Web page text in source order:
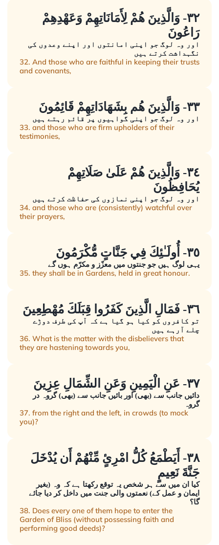
٣٢- وَالَّذِينَ هُمْ لِأَمَانَاتِهِمْ وَعَهْدِهِمْ
رَاعُونَ
اور وہ لوگ جو اپنی امانتوں اور اپنے وعدوں کی
نگہداشت کرتے ہیں
32. And those who are faithful in keeping their trusts
and covenants,
٣٣- وَالَّذِينَ هُم بِشَهَادَاتِهِمْ قَائِمُونَ
اور وہ لوگ جو اپنی گواہیوں پر قائم رہتے ہیں
33. and those who are firm upholders of their
testimonies,
٣٤- وَالَّذِينَ هُمْ عَلَىٰ صَلَاتِهِمْ
يُحَافِظُونَ
اور وہ لوگ جو اپنی نمازوں کی حفاظت کرتے ہیں
34. and those who are (consistently) watchful over
their prayers,
٣٥- أُولَـٰئِكَ فِي جَنَّاتٍ مُّكْرَمُونَ
یہی لوگ ہیں جو جنتوں میں معزّز و مکرّم ہوں گے
35. they shall be in Gardens, held in great honour.
٣٦- فَمَالِ الَّذِينَ كَفَرُوا قِبَلَكَ مُهْطِعِينَ
تو کافروں کو کیا ہو گیا ہے کہ آپ کی طرف دوڑے
چلے آرہے ہیں
36. What is the matter with the disbelievers that
they are hastening towards you,
٣٧- عَنِ الْيَمِينِ وَعَنِ الشِّمَالِ عِزِينَ
دائیں جانب سے (بھی) اور بائیں جانب سے (بھی) گروہ در
گروہ
37. from the right and the left, in crowds (to mock
you)?
٣٨- أَيَطْمَعُ كُلُّ امْرِئٍ مِّنْهُمْ أَن يُدْخَلَ
جَنَّةَ نَعِيمٍ
کیا ان میں سے ہر شخص یہ توقع رکھتا ہے کہ وہ (بغیر
ایمان و عمل کے) نعمتوں والی جنت میں داخل کر دیا جائے
گا؟
38. Does every one of them hope to enter the
Garden of Bliss (without possessing faith and
performing good deeds)?